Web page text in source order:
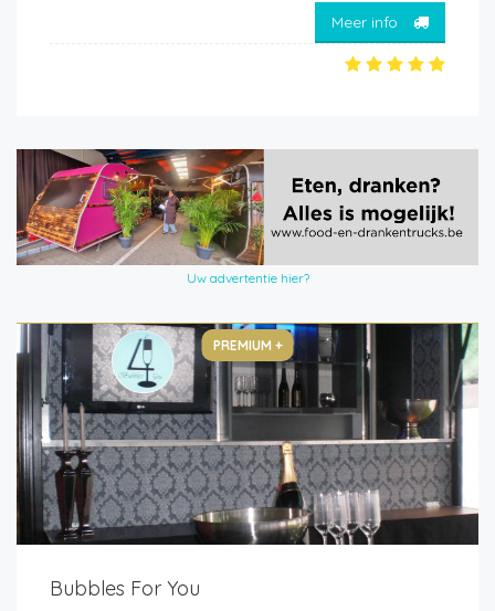
Meer info
Uw advertentie hier?
PREMIUM +
Bubbles For You